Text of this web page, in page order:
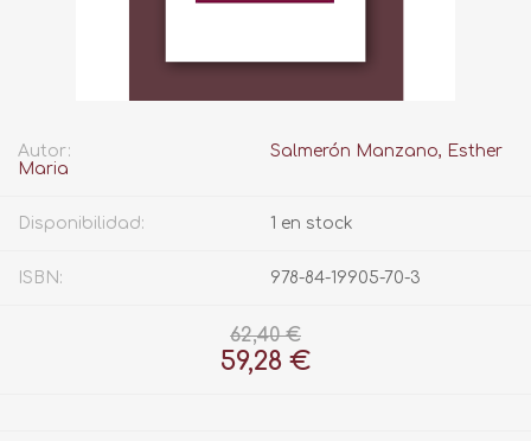
Autor:
Salmerón Manzano, Esther
Maria
Disponibilidad: 1 en stock
ISBN: 978-84-19905-70-3
62,40 €
59,28 €